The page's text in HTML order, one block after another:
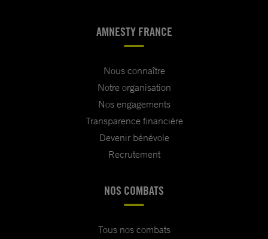
AMNESTY FRANCE
Nous connaître
Notre organisation
Nos engagements
Transparence financière
Devenir bénévole
Recrutement
NOS COMBATS
Tous nos combats